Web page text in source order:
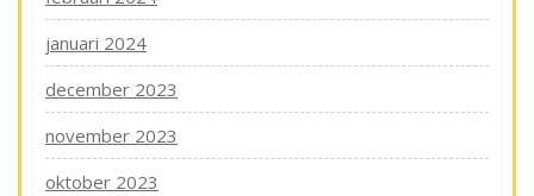
januari 2024
december 2023
november 2023
oktober 2023